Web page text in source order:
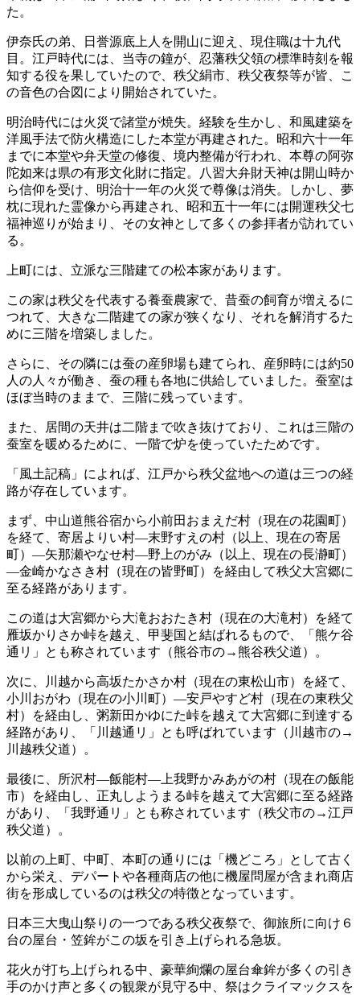
た。
伊奈氏の弟、日誉源底上人を開山に迎え、現住職は十九代
目。江戸時代には、当寺の鐘が、忍藩秩父領の標準時刻を報
知する役を果していたので、秩父絹市、秩父夜祭等が皆、こ
の音色の合図により開始されていた。
明治時代には火災で諸堂が焼失。経験を生かし、和風建築を
洋風手法で防火構造にした本堂が再建された。昭和六十一年
までに本堂や弁天堂の修復、境内整備が行われ、本尊の阿弥
陀如来は県の有形文化財に指定。八習大弁財天神は開山時か
ら信仰を受け、明治十一年の火災で尊像は消失。しかし、夢
枕に現れた霊像から再建され、昭和五十一年には開運秩父七
福神巡りが始まり、その女神として多くの参拝者が訪れてい
る。
上町には、立派な三階建ての松本家があります。
この家は秩父を代表する養蚕農家で、昔蚕の飼育が増えるに
つれて、大きな二階建ての家が狭くなり、それを解消するた
めに三階を増築しました。
さらに、その隣には蚕の産卵場も建てられ、産卵時には約50
人の人々が働き、蚕の種も各地に供給していました。蚕室は
ほぼ当時のままで、三階に残っています。
また、居間の天井は二階まで吹き抜けており、これは三階の
蚕室を暖めるために、一階で炉を使っていたためです。
「風土記稿」によれば、江戸から秩父盆地への道は三つの経
路が存在しています。
まず、中山道熊谷宿から小前田おまえだ村（現在の花園町）
を経て、寄居よりい村―末野すえの村（以上、現在の寄居
町）―矢那瀬やなせ村―野上のがみ（以上、現在の長瀞町）
―金崎かなさき村（現在の皆野町）を経由して秩父大宮郷に
至る経路があります。
この道は大宮郷から大滝おおたき村（現在の大滝村）を経て
雁坂かりさか峠を越え、甲斐国と結ばれるもので、「熊ケ谷
通リ」とも称されています（熊谷市の→熊谷秩父道）。
次に、川越から高坂たかさか村（現在の東松山市）を経て、
小川おがわ（現在の小川町）―安戸やすど村（現在の東秩父
村）を経由し、粥新田かゆにた峠を越えて大宮郷に到達する
経路があり、「川越通リ」とも呼ばれています（川越市の→
川越秩父道）。
最後に、所沢村―飯能村―上我野かみあがの村（現在の飯能
市）を経由し、正丸しようまる峠を越えて大宮郷に至る経路
があり、「我野通リ」とも称されています（秩父市の→江戸
秩父道）。
以前の上町、中町、本町の通りには「機どころ」として古く
から栄え、デパートや各種商店の他に機屋問屋が含まれ商店
街を形成しているのは秩父の特徴となっています。
日本三大曳山祭りの一つである秩父夜祭で、御旅所に向け６
台の屋台・笠鉾がこの坂を引き上げられる急坂。
花火が打ち上げられる中、豪華絢爛の屋台傘鉾が多くの引き
手のかけ声と多くの観衆が見守る中、祭はクライマックスを